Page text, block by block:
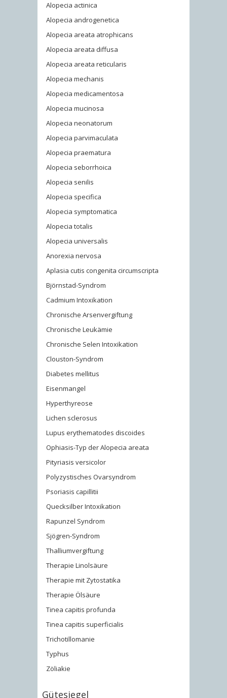
Alopecia actinica
Alopecia androgenetica
Alopecia areata atrophicans
Alopecia areata diffusa
Alopecia areata reticularis
Alopecia mechanis
Alopecia medicamentosa
Alopecia mucinosa
Alopecia neonatorum
Alopecia parvimaculata
Alopecia praematura
Alopecia seborrhoica
Alopecia senilis
Alopecia specifica
Alopecia symptomatica
Alopecia totalis
Alopecia universalis
Anorexia nervosa
Aplasia cutis congenita circumscripta
Björnstad-Syndrom
Cadmium Intoxikation
Chronische Arsenvergiftung
Chronische Leukämie
Chronische Selen Intoxikation
Clouston-Syndrom
Diabetes mellitus
Eisenmangel
Hyperthyreose
Lichen sclerosus
Lupus erythematodes discoides
Ophiasis-Typ der Alopecia areata
Pityriasis versicolor
Polyzystisches Ovarsyndrom
Psoriasis capillitii
Quecksilber Intoxikation
Rapunzel Syndrom
Sjögren-Syndrom
Thalliumvergiftung
Therapie Linolsäure
Therapie mit Zytostatika
Therapie Ölsäure
Tinea capitis profunda
Tinea capitis superficialis
Trichotillomanie
Typhus
Zöliakie
Gütesiegel